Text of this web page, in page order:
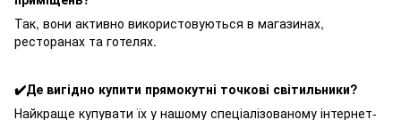
Так, вони активно використовуються в магазинах,
ресторанах та готелях.
✔️Де вигідно купити прямокутні точкові світильники?
Найкраще купувати їх у нашому спеціалізованому інтернет-